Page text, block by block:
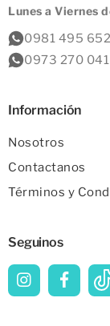
Lunes a Viernes
0981 495 652
0973 270 041
Información
Nosotros
Contactanos
Términos y
Seguinos